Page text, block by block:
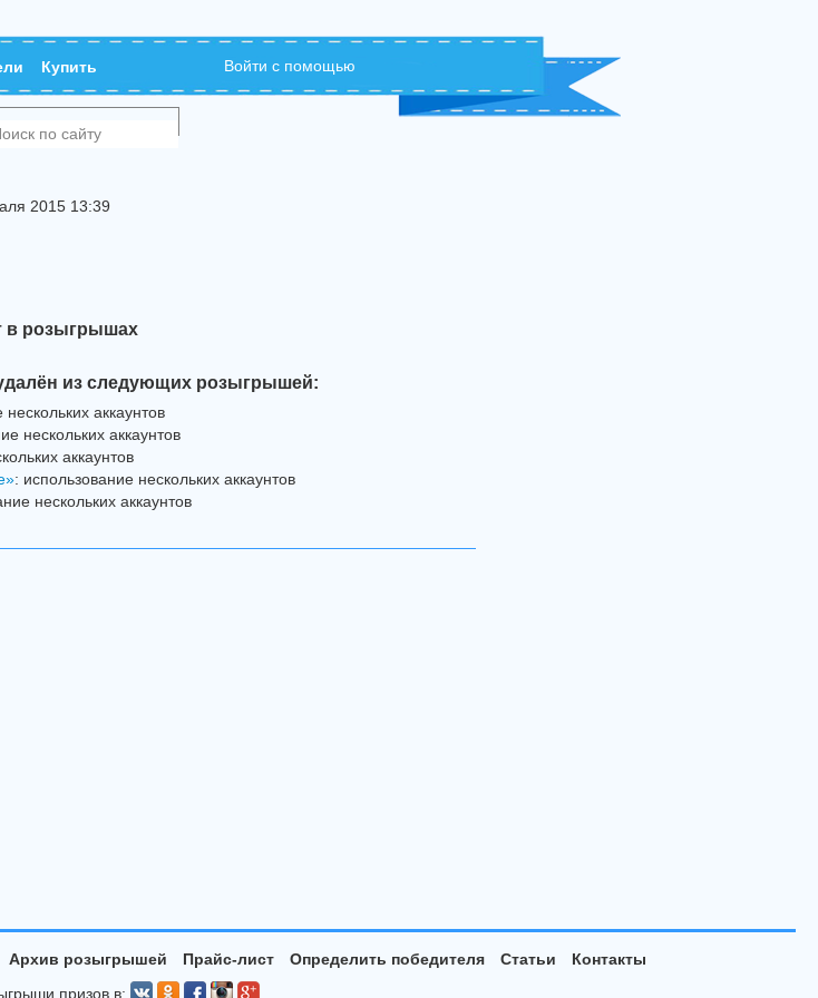
Купить Войти с помощью
2015 13:39
в розыгрышах
из следующих розыгрышей:
аккаунтов
нескольких аккаунтов
аккаунтов
: использование нескольких аккаунтов
нескольких аккаунтов
Архив розыгрышей Прайс-лист Определить победителя Статьи
Контакты
призов в: